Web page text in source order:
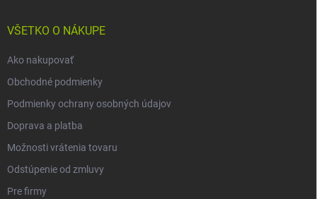
VŠETKO O NÁKUPE
Ako nakupovať
Obchodné podmienky
Podmienky ochrany osobných údajov
Doprava a platba
Možnosti vrátenia tovaru
Odstúpenie od zmluvy
Pre firmy